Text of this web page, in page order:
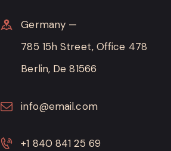
Germany —
785 15h Street, Office 478
Berlin, De 81566
info@email.com
+1 840 841 25 69